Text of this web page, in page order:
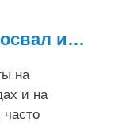
Мини-бензиновый самосвал и тачка: ключевые различия
на
и на